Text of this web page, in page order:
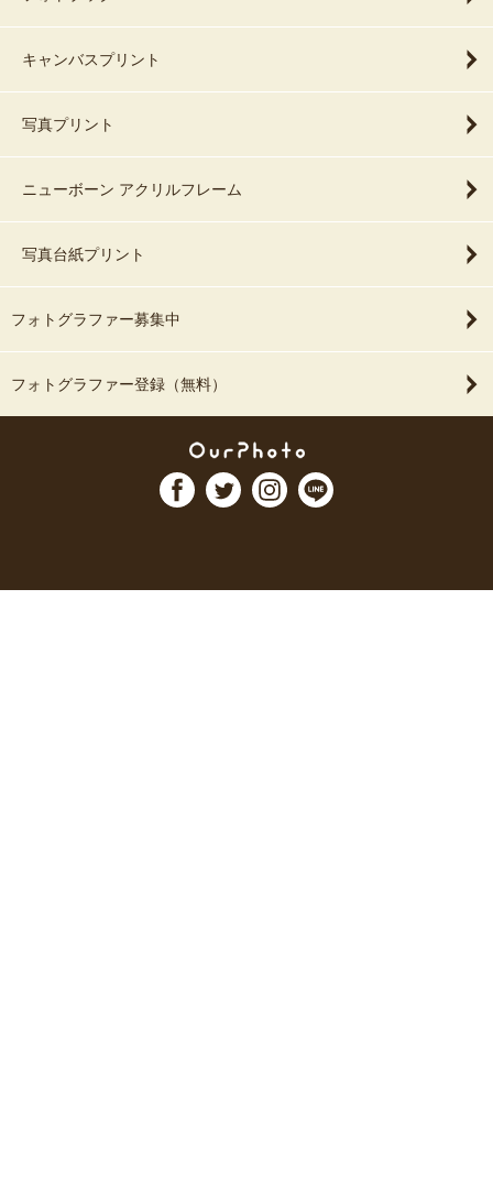
キャンバスプリント
写真プリント
ニューボーン アクリルフレーム
写真台紙プリント
フォトグラファー募集中
フォトグラファー登録（無料）